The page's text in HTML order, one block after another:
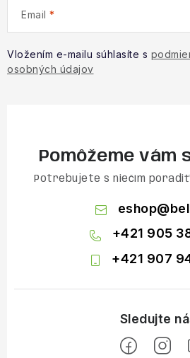
Email
Vložením e-mailu súhlasíte s
osobných údajov
Pomôžeme vám
Potrebujete s niečím
eshop@
+421 905
+421 907